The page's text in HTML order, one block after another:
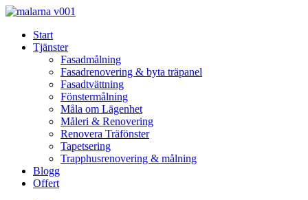
Skip
contentStart
Tjänster
Fasadmålning
Fasadrenovering & byta träpanel
Fasadtvättning
Fönstermålning
Måla om Lägenhet
Måleri & Renovering
Renovera Träfönster
Tapetsering
Trapphusrenovering & målning
Blogg
Offert